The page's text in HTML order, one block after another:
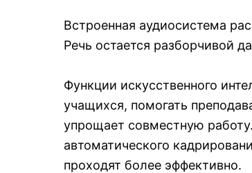
Встроенная аудиосистема
Речь остается разборчивой
Функции искусственного
учащихся, помогать
упрощает совместную
автоматического
проходят более эффективно.